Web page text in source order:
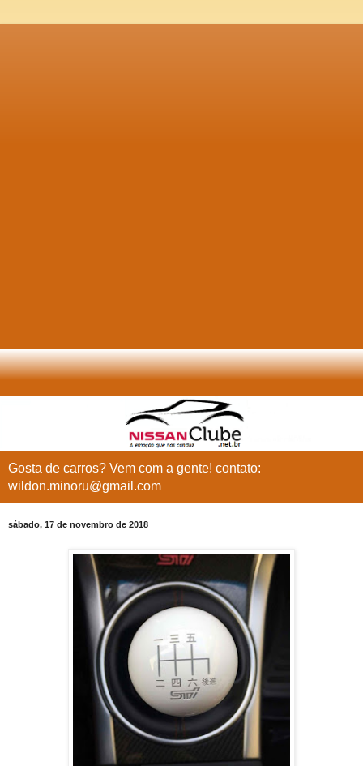
Gosta de carros? Vem com a gente! contato:
wildon.minoru@gmail.com
sábado, 17 de novembro de 2018